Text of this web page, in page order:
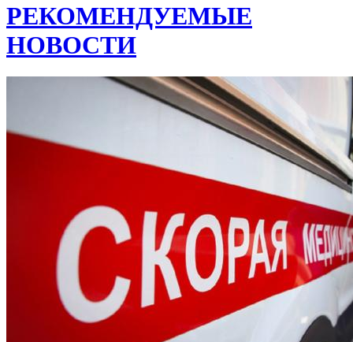
РЕКОМЕНДУЕМЫЕ
НОВОСТИ